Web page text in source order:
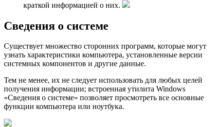
краткой информацией о них.
Сведения о системе
Существует множество сторонних программ, которые могут
узнать характеристики компьютера, установленные версии
системных компонентов и другие данные.
Тем не менее, их не следует использовать для любых целей
получения информации; встроенная утилита Windows
«Сведения о системе» позволяет просмотреть все основные
функции компьютера или ноутбука.